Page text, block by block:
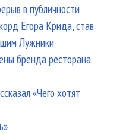
в публичности
Егора Крида, став
Лужники
бренда ресторана
«Чего хотят